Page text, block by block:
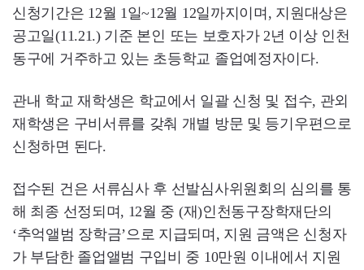
신청기간은 12월 1일~12월 12일까지이며, 지원대상은
공고일(11.21.) 기준 본인 또는 보호자가 2년 이상 인천
동구에 거주하고 있는 초등학교 졸업예정자이다.
관내 학교 재학생은 학교에서 일괄 신청 및 접수, 관외
재학생은 구비서류를 갖춰 개별 방문 및 등기우편으로
신청하면 된다.
접수된 건은 서류심사 후 선발심사위원회의 심의를 통
해 최종 선정되며, 12월 중 (재)인천동구장학재단의
‘추억앨범 장학금’으로 지급되며, 지원 금액은 신청자
가 부담한 졸업앨범 구입비 중 10만원 이내에서 지원